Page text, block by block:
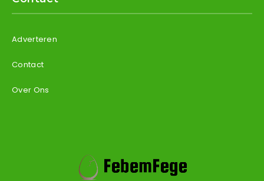
Adverteren
Contact
Over Ons